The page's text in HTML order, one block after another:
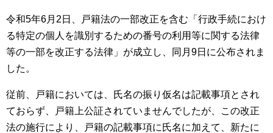
令和5年6月2日、戸籍法の一部改正を含む「行政手続におけ
る特定の個人を識別するための番号の利用等に関する法律
等の一部を改正する法律」が成立し、同月9日に公布されま
した。
従前、戸籍においては、氏名の振り仮名は記載事項とされ
ておらず、戸籍上公証されていませんでしたが、この改正
法の施行により、戸籍の記載事項に氏名に加えて、新たに